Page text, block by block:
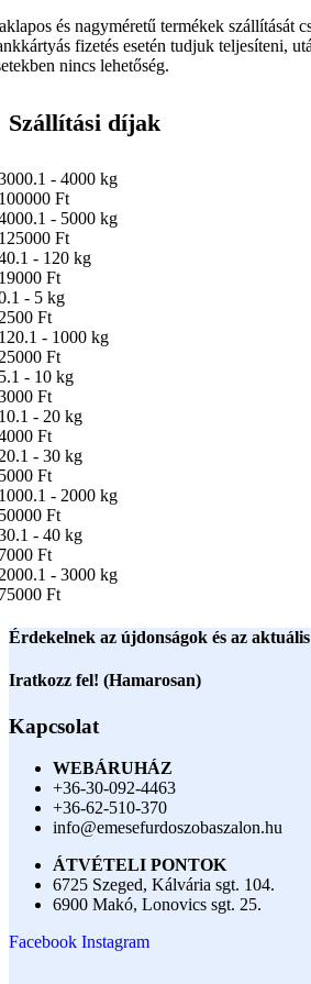
és nagyméretű termékek szállítását
fizetés esetén tudjuk teljesíteni,
nincs lehetőség.
Szállítási díjak
- 4000 kg
Ft
- 5000 kg
Ft
- 120 kg
Ft
- 5 kg
Ft
- 1000 kg
Ft
- 10 kg
Ft
- 20 kg
Ft
- 30 kg
Ft
- 2000 kg
Ft
- 40 kg
Ft
- 3000 kg
Ft
Érdekelnek az újdonságok és az
Iratkozz fel! (Hamarosan)
Kapcsolat
WEBÁRUHÁZ
+36-30-092-4463
+36-62-510-370
info@emesefurdoszobaszalon.hu
ÁTVÉTELI PONTOK
6725 Szeged, Kálvária sgt. 104.​
6900 Makó, Lonovics sgt. 25.
Facebook Instagram